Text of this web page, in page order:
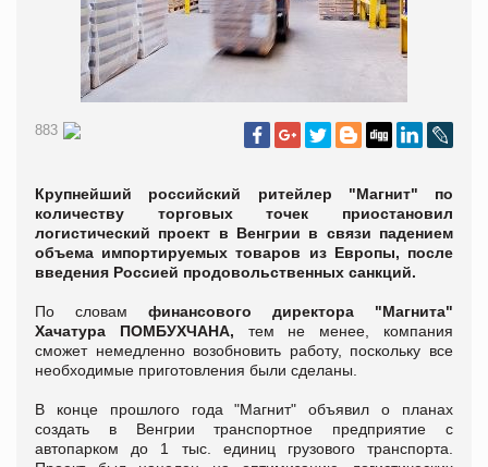
883
Крупнейший российский ритейлер "Магнит" по
количеству торговых точек приостановил
логистический проект в Венгрии в связи падением
объема импортируемых товаров из Европы, после
введения Россией продовольственных санкций.
По словам финансового директора "Магнита"
Хачатура ПОМБУХЧАНА, тем не менее, компания
сможет немедленно возобновить работу, поскольку все
необходимые приготовления были сделаны.
В конце прошлого года "Магнит" объявил о планах
создать в Венгрии транспортное предприятие с
автопарком до 1 тыс. единиц грузового транспорта.